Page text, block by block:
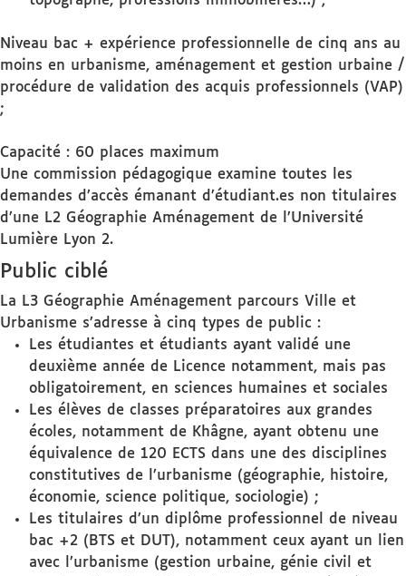
Niveau bac + expérience professionnelle de cinq ans au
moins en urbanisme, aménagement et gestion urbaine /
procédure de validation des acquis professionnels (VAP)
;
Capacité : 60 places maximum
Une commission pédagogique examine toutes les
demandes d’accès émanant d’étudiant.es non titulaires
d’une L2 Géographie Aménagement de l’Université
Lumière Lyon 2.
Public ciblé
La L3 Géographie Aménagement parcours Ville et
Urbanisme s’adresse à cinq types de public :
Les étudiantes et étudiants ayant validé une
deuxième année de Licence notamment, mais pas
obligatoirement, en sciences humaines et sociales
Les élèves de classes préparatoires aux grandes
écoles, notamment de Khâgne, ayant obtenu une
équivalence de 120 ECTS dans une des disciplines
constitutives de l’urbanisme (géographie, histoire,
économie, science politique, sociologie) ;
Les titulaires d’un diplôme professionnel de niveau
bac +2 (BTS et DUT), notamment ceux ayant un lien
avec l’urbanisme (gestion urbaine, génie civil et